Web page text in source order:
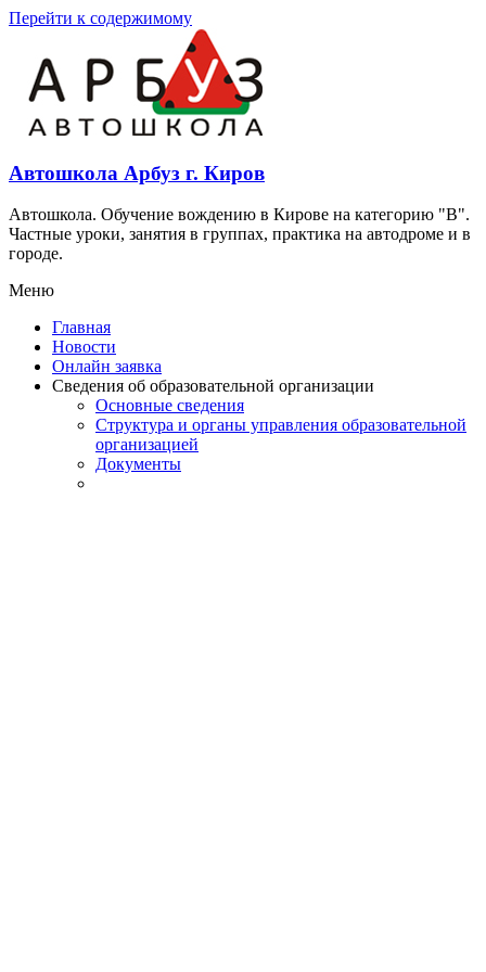
Перейти к содержимому
Автошкола Арбуз г. Киров
Автошкола. Обучение вождению в Кирове на категорию "В".
Частные уроки, занятия в группах, практика на автодроме и в
городе.
Меню
Главная
Новости
Онлайн заявка
Сведения об образовательной организации
Основные сведения
Структура и органы управления образовательной
организацией
Документы